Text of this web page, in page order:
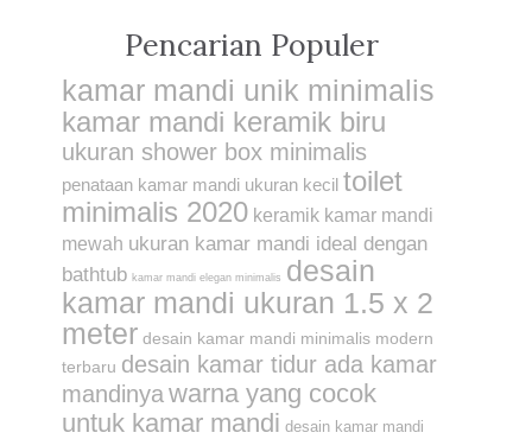
Pencarian Populer
kamar mandi unik minimalis
kamar mandi keramik biru
ukuran shower box minimalis
penataan kamar mandi ukuran kecil toilet
minimalis 2020 keramik kamar mandi
mewah ukuran kamar mandi ideal dengan
bathtub kamar mandi elegan minimalis desain
kamar mandi ukuran 1.5 x 2
meter desain kamar mandi minimalis modern
terbaru desain kamar tidur ada kamar
mandinya warna yang cocok
untuk kamar mandi desain kamar mandi